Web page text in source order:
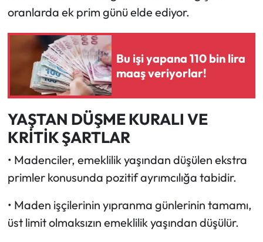
oranlarda ek prim günü elde ediyor.
Bu işi yapana 110 bin lira
maaş veriyorlar!
YAŞTAN DÜŞME KURALI VE
KRİTİK ŞARTLAR
• Madenciler, emeklilik yaşından düşülen ekstra
primler konusunda pozitif ayrımcılığa tabidir.
• Maden işçilerinin yıpranma günlerinin tamamı,
üst limit olmaksızın emeklilik yaşından düşülür.